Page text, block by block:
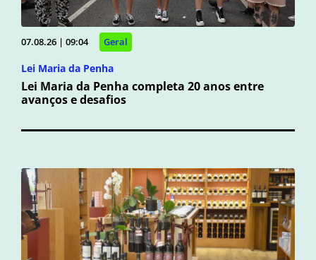
07.08.26 | 09:04 Geral
Lei Maria da Penha
Lei Maria da Penha completa 20 anos entre
avanços e desafios